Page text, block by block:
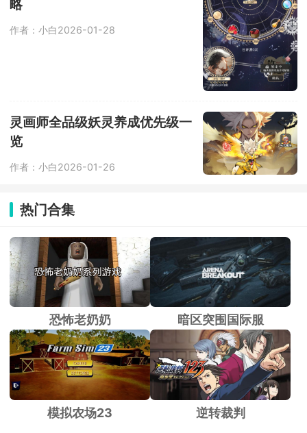
略
作者：小白2026-01-28
灵画师全品级妖灵养成优先级一
览
作者：小白2026-01-26
热门合集
恐怖老奶奶 暗区突围国际服
模拟农场23 逆转裁判